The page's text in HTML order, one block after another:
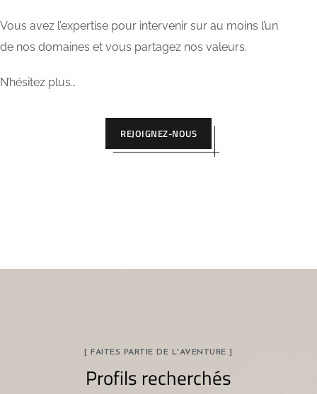
Vous avez l’expertise pour intervenir sur au moins l’un
de nos domaines et vous partagez nos valeurs.
N’hésitez plus…
REJOIGNEZ-NOUS
[ FAITES PARTIE DE L'AVENTURE ]
Profils recherchés